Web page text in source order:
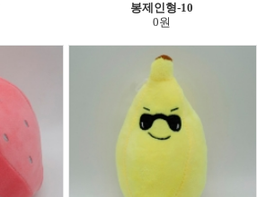
봉제인형-10
0원